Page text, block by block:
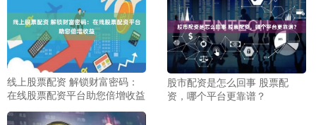
线上股票配资 解锁财富密码：
在线股票配资平台助您倍增收益
股市配资是怎么回事 股票配
资，哪个平台更靠谱？